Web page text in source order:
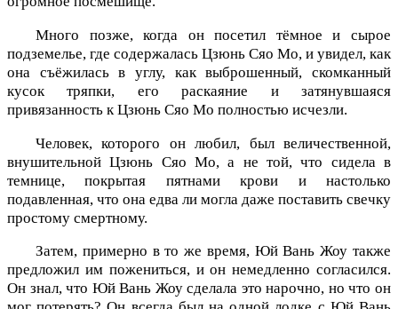
Много позже, когда он посетил тёмное и сырое
подземелье, где содержалась Цзюнь Сяо Мо, и увидел, как
она съёжилась в углу, как выброшенный, скомканный
кусок тряпки, его раскаяние и затянувшаяся
привязанность к Цзюнь Сяо Мо полностью исчезли.
Человек, которого он любил, был величественной,
внушительной Цзюнь Сяо Мо, а не той, что сидела в
темнице, покрытая пятнами крови и настолько
подавленная, что она едва ли могла даже поставить свечку
простому смертному.
Затем, примерно в то же время, Юй Вань Жоу также
предложил им пожениться, и он немедленно согласился.
Он знал, что Юй Вань Жоу сделала это нарочно, но что он